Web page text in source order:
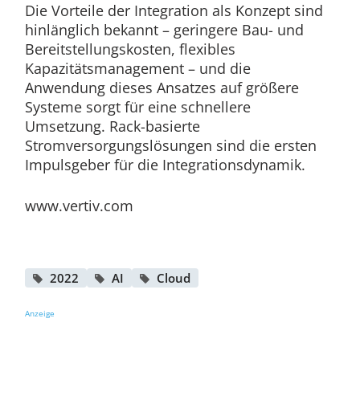
Die Vorteile der Integration als Konzept sind
hinlänglich bekannt – geringere Bau- und
Bereitstellungskosten, flexibles
Kapazitätsmanagement – und die
Anwendung dieses Ansatzes auf größere
Systeme sorgt für eine schnellere
Umsetzung. Rack-basierte
Stromversorgungslösungen sind die ersten
Impulsgeber für die Integrationsdynamik.
www.vertiv.com
2022 AI Cloud
Anzeige